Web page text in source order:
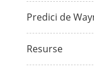
Predici de
Resurse